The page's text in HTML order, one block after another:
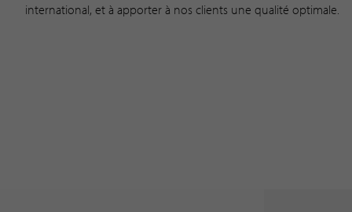
international, et à apporter à nos clients une qualité optimale.